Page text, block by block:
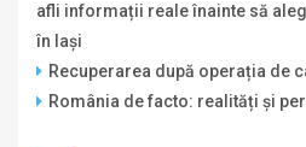
afli informații reale înainte să
în Iași
Recuperarea după operația de
România de facto: realități și